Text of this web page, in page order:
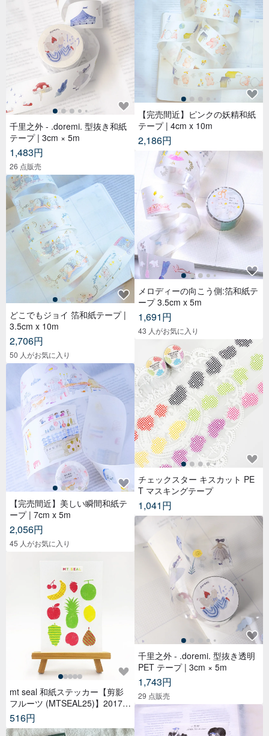
千里之外 - .doremi. 型抜き和紙
テープ | 3cm × 5m
1,483円
26 点販売
どこでもジョイ 箔和紙テープ |
3.5cm x 10m
2,706円
50 人がお気に入り
【完売間近】美しい瞬間和紙テ
ープ | 7cm x 5m
2,056円
45 人がお気に入り
mt seal 和紙ステッカー【剪影
フルーツ (MTSEAL25)】2017A
W
516円
【完売間近】ピンクの妖精和紙
テープ | 4cm x 10m
2,186円
メロディーの向こう側:箔和紙テ
ープ 3.5cm x 5m
1,691円
43 人がお気に入り
チェックスター キスカット PE
T マスキングテープ
1,041円
千里之外 - .doremi. 型抜き透明
PET テープ | 3cm × 5m
1,743円
29 点販売